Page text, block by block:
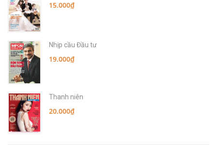
15.000₫
Nhịp cầu Đầu tư
19.000₫
Thanh niên
20.000₫